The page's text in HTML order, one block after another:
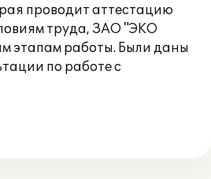
проводит аттестацию
труда, ЗАО "ЭКО
этапам работы. Были даны
по работе с